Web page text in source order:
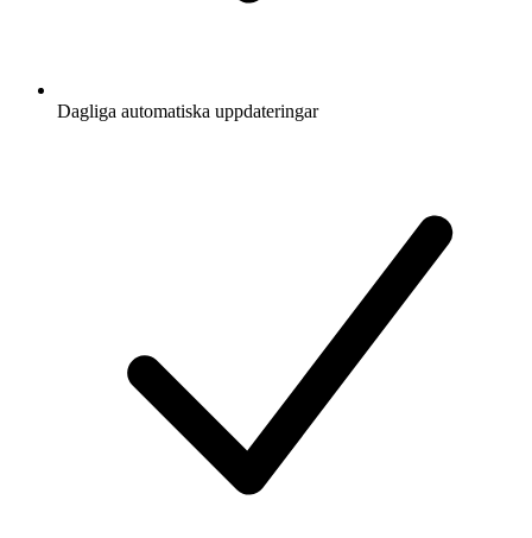
Dagliga automatiska uppdateringar